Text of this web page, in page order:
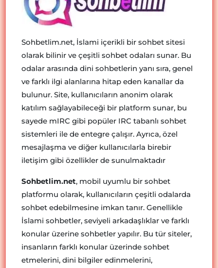
Sohbetlim.net, İslami içerikli bir sohbet sitesi
olarak bilinir ve çeşitli sohbet odaları sunar. Bu
odalar arasında dini sohbetlerin yanı sıra, genel
ve farklı ilgi alanlarına hitap eden kanallar da
bulunur. Site, kullanıcıların anonim olarak
katılım sağlayabileceği bir platform sunar, bu
sayede mIRC gibi popüler IRC tabanlı sohbet
sistemleri ile de entegre çalışır. Ayrıca, özel
mesajlaşma ve diğer kullanıcılarla birebir
iletişim gibi özellikler de sunulmaktadır
Sohbetlim.net, mobil uyumlu bir sohbet
platformu olarak, kullanıcıların çeşitli odalarda
sohbet edebilmesine imkan tanır. Genellikle
İslami sohbetler, seviyeli arkadaşlıklar ve farklı
konular üzerine sohbetler yapılır. Bu tür siteler,
insanların farklı konular üzerinde sohbet
etmelerini, dini bilgiler edinmelerini,